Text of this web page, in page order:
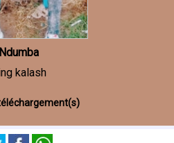
Ndumba
kalash